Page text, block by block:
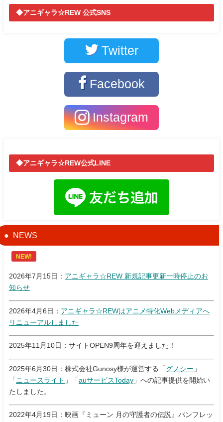
◆アニギャラ☆REW 公式SNS
Twitter
Facebook
Instagram
◆アニギャラ☆REW公式LINE
NEWS
NEW!
2026年7月15日： アニギャラ☆REW 新規記事更新一時停止のお
知らせ
2026年4月6日： アニギャラ☆REWはアニメ特化Webメディアへ
リニューアルしました
2025年11月10日：サイトOPEN9周年を迎えました！
2025年6月30日：株式会社Gunosy様が運営する「 グノシー 」
「 ニュースライト 」「auサービスToday 」への記事提供を開始い
たしました。
2022年4月19日：映画『ミューン 月の守護者の伝説』パンフレッ